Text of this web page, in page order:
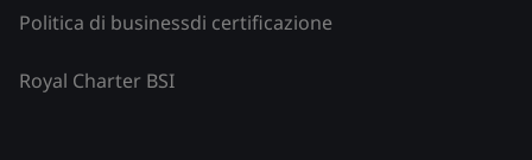
Politica di businessdi certificazione
Royal Charter BSI